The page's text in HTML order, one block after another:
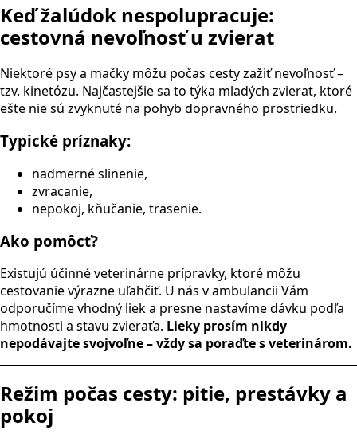
Keď žalúdok nespolupracuje:
cestovná nevoľnosť u zvierat
Niektoré psy a mačky môžu počas cesty zažiť nevoľnosť –
tzv. kinetózu. Najčastejšie sa to týka mladých zvierat, ktoré
ešte nie sú zvyknuté na pohyb dopravného prostriedku.
Typické príznaky:
nadmerné slinenie,
zvracanie,
nepokoj, kňučanie, trasenie.
Ako pomôcť?
Existujú účinné veterinárne prípravky, ktoré môžu
cestovanie výrazne uľahčiť. U nás v ambulancii Vám
odporučíme vhodný liek a presne nastavíme dávku podľa
hmotnosti a stavu zvieraťa. Lieky prosím nikdy
nepodávajte svojvoľne – vždy sa poraďte s veterinárom.
Režim počas cesty: pitie, prestávky a
pokoj